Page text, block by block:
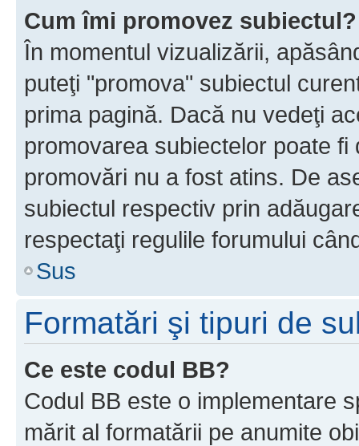
Cum îmi promovez subiectul?
În momentul vizualizării,
puteţi "promova" subiectul
prima pagină. Dacă nu vedeţi
promovarea subiectelor poate
promovări nu a fost atins. De
subiectul respectiv prin
respectaţi regulile forumului
Sus
Formatări şi tipuri de
Ce este codul BB?
Codul BB este o implementare
mărit al formatării pe anumite